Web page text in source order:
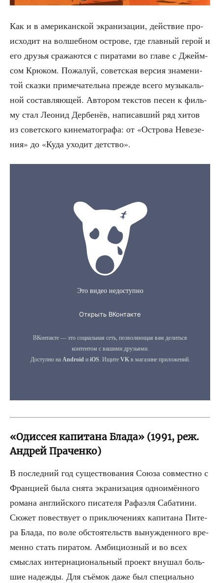
Как и в аме­ри­кан­ской экра­ни­за­ции, дей­ствие про­
ис­хо­дит на вол­шеб­ном ост­ро­ве, где глав­ный герой и
его дру­зья сра­жа­ют­ся с пира­та­ми во гла­ве с Джейм­
сом Крю­ком. Пожа­луй, совет­ская вер­сия зна­ме­ни­
той сказ­ки при­ме­ча­тель­на преж­де все­го музы­каль­
ной состав­ля­ю­щей. Авто­ром тек­стов песен к филь­
му стал Лео­нид Дер­бе­нёв, напи­сав­ший ряд хитов
из совет­ско­го кине­ма­то­гра­фа: от «Ост­ро­ва Неве­зе­
ния» до «Куда ухо­дит детство».
«Одиссея капитана Блада» (1991, реж.
Андрей Праченко)
В послед­ний год суще­ство­ва­ния Сою­за сов­мест­но с
Фран­ци­ей была сня­та экра­ни­за­ция одно­имён­но­го
рома­на англий­ско­го писа­те­ля Рафа­э­ля Саба­ти­ни.
Сюжет повест­ву­ет о при­клю­че­ни­ях капи­та­на Пите­
ра Бла­да, по воле обсто­я­тельств вынуж­ден­но­го вре­
мен­но стать пира­том. Амби­ци­оз­ный и во всех
смыс­лах интер­на­ци­о­наль­ный про­ект вну­шал боль­
шие надеж­ды. Для съё­мок даже был спе­ци­аль­но